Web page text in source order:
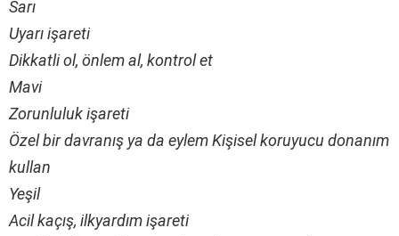
Sarı
Uyarı işareti
Dikkatli ol, önlem al, kontrol et
Mavi
Zorunluluk işareti
Özel bir davranış ya da eylem Kişisel koruyucu donanım
kullan
Yeşil
Acil kaçış, ilkyardım işareti